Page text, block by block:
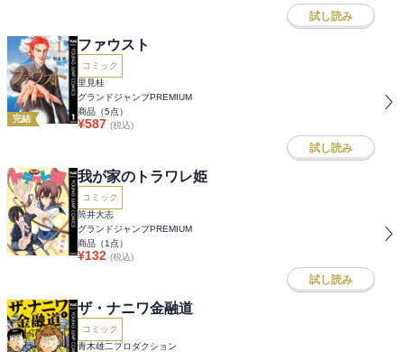
試し読み
完結
ファウスト
コミック
里見桂
グランドジャンプPREMIUM
商品（5点）
¥587 (税込)
試し読み
我が家のトラワレ姫
コミック
筒井大志
グランドジャンプPREMIUM
商品（1 点）
¥132 (税込)
試し読み
ザ・ナニワ金融道
コミック
青木雄二プロダクション